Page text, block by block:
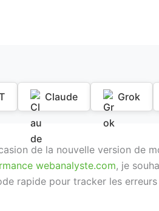
Claude Grok
de la nouvelle version de
webanalyste.com, je
rapide pour tracker les